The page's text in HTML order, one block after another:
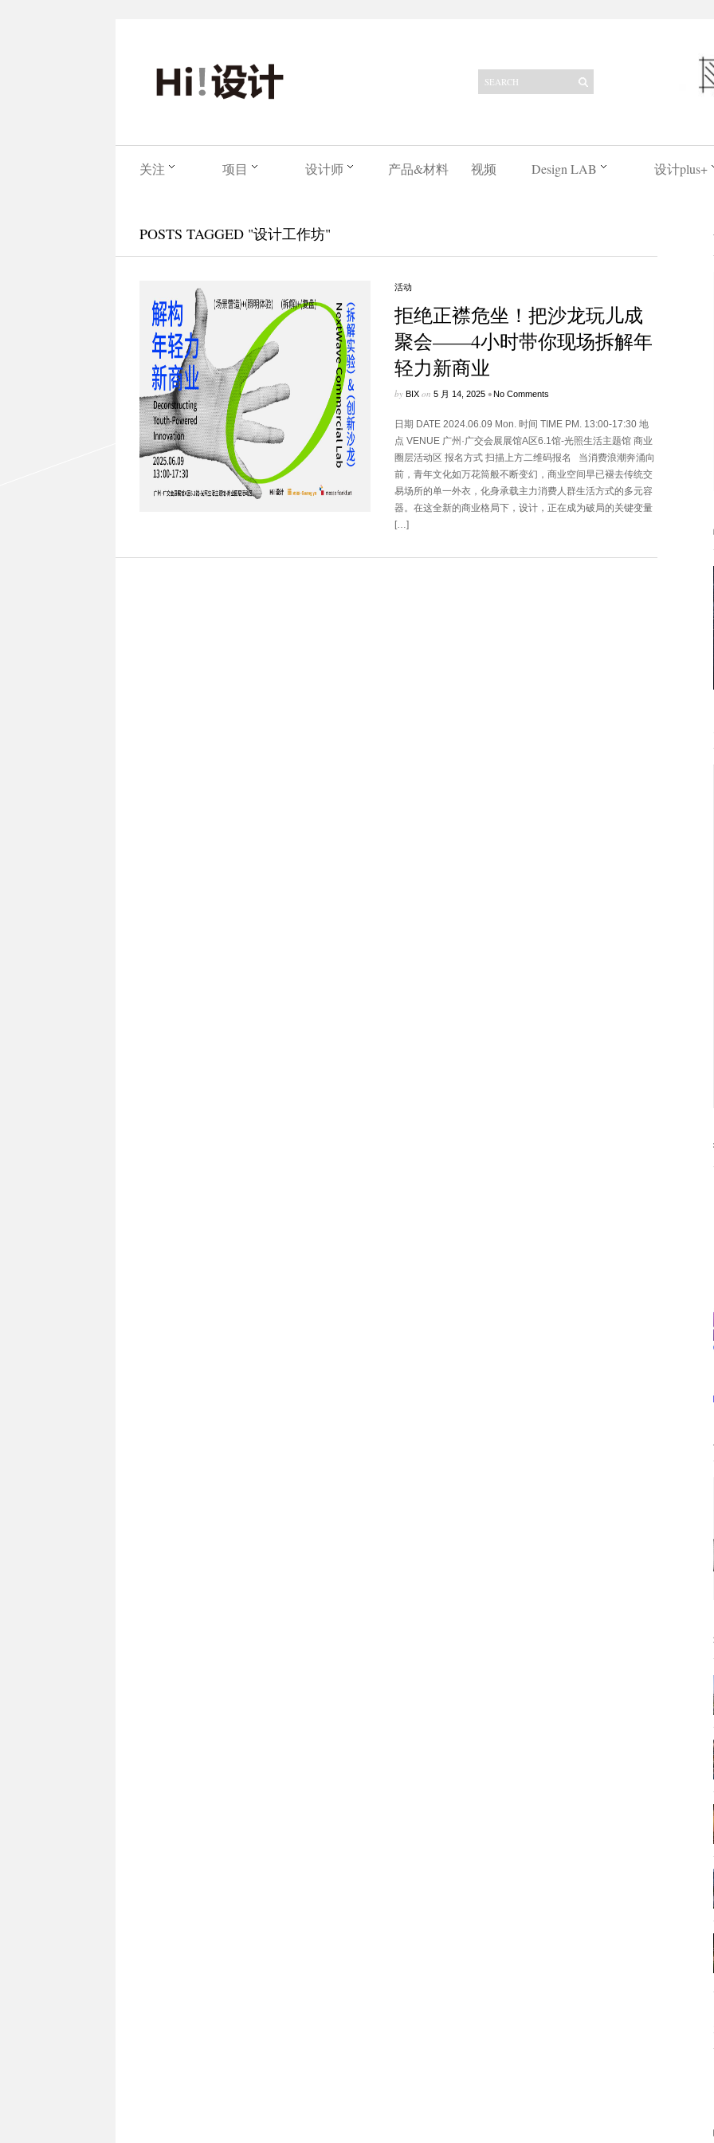
关注 项目 设计师 产品&材料 视频 Design LAB 设计plus+
POSTS TAGGED "设计工作坊"
活动
拒绝正襟危坐！把沙龙玩儿成
聚会——4小时带你现场拆解年
轻力新商业
by BIXon 5 月 14, 2025 •No Comments
日期 DATE 2024.06.09 Mon. 时间 TIME PM. 13:00-17:30 地
点 VENUE 广州·广交会展展馆A区6.1馆-光照生活主题馆 商业
圈层活动区 报名方式 扫描上方二维码报名 当消费浪潮奔涌向
前，青年文化如万花筒般不断变幻，商业空间早已褪去传统交
易场所的单一外衣，化身承载主力消费人群生活方式的多元容
器。在这全新的商业格局下，设计，正在成为破局的关键变量
[…]